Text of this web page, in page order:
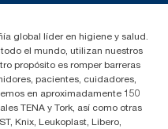
global líder en higiene y salud.
el mundo, utilizan nuestros
propósito es romper barreras
pacientes, cuidadores,
en aproximadamente 150
TENA y Tork, así como otras
Knix, Leukoplast, Libero,